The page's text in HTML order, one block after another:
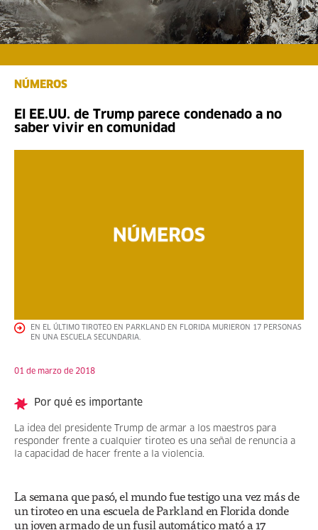
NÚMEROS
El EE.UU. de Trump parece condenado a no
saber vivir en comunidad
EN EL ÚLTIMO TIROTEO EN PARKLAND EN FLORIDA MURIERON 17 PERSONAS
EN UNA ESCUELA SECUNDARIA.
01 de marzo de 2018
Por qué es importante
La idea del presidente Trump de armar a los maestros para
responder frente a cualquier tiroteo es una señal de renuncia a
la capacidad de hacer frente a la violencia.
La semana que pasó, el mundo fue testigo una vez más de
un tiroteo en una escuela de Parkland en Florida donde
un joven armado de un fusil automático mató a 17